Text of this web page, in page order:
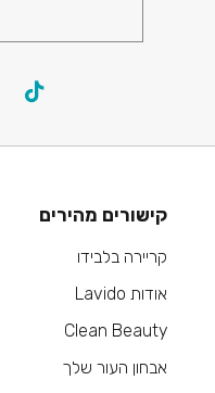
קישורים מהירים
קריירה בלבידו
אודות Lavido
Clean Beauty
אבחון העור שלך